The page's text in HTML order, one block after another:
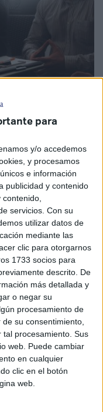
para
y/o accedemos
y procesamos
e información
publicidad y contenido
servicios. Con su
utilizar datos de
mediante las
clic para otorgarnos
1733 socios para
descrito. De
más detallada y
o negar su
procesamiento de
su consentimiento,
procesamiento. Sus
web. Puede cambiar
en cualquier
clic en el botón
web.
elemento
, a diferencia
un proyecto de
a la ciudad.
es un proyecto
nuestros hijos,
confía en las
gente, y que
nos distingue del
de este viernes
candidatomunicipal
cuando se le
de los que ha
“imputados” o